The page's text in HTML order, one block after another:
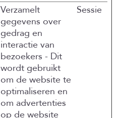
Verzamelt
gegevens over
gedrag en
interactie van
bezoekers - Dit
wordt gebruikt
om de website te
optimaliseren en
om advertenties
op de website
Sessie